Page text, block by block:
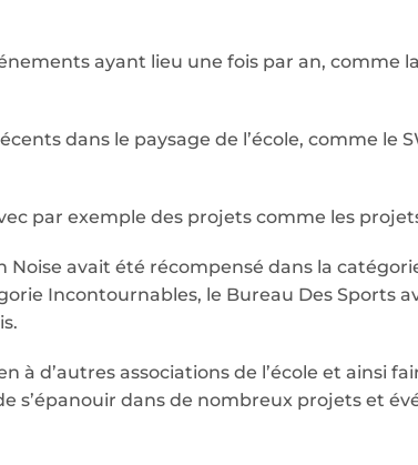
ayant lieu une fois par an, comme
dans le paysage de l’école, comme le
par exemple des projets comme les
Noise avait été récompensé dans la
Incontournables, le Bureau Des Sports
d’autres associations de l’école et ainsi
s’épanouir dans de nombreux projets et